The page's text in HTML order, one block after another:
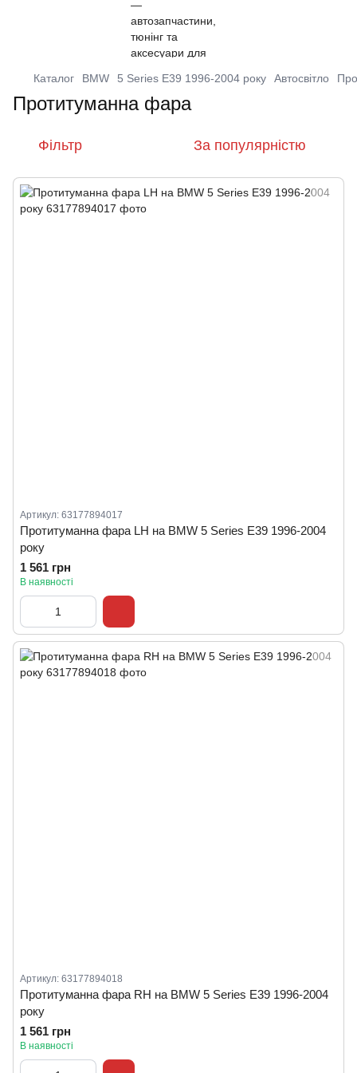
Каталог BMW 5 Series E39 1996-2004 року Автосвітло
Протитуманна фара
Фільтр За популярністю
Артикул: 63177894017
Протитуманна фара LH на BMW 5 Series E39 1996-2004
року
1 561 грн
В наявності
Артикул: 63177894018
Протитуманна фара RH на BMW 5 Series E39 1996-2004
року
1 561 грн
В наявності